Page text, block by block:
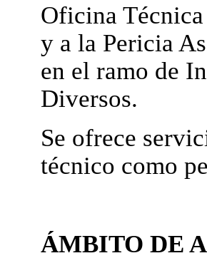
Oficina
y a la Pericia
en el ramo de
Diversos.
Se ofrece
técnico como
ÁMBITO DE